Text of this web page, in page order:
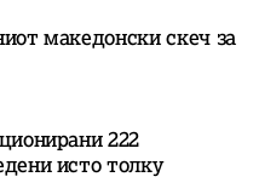
македонски скеч за
222
исто толку